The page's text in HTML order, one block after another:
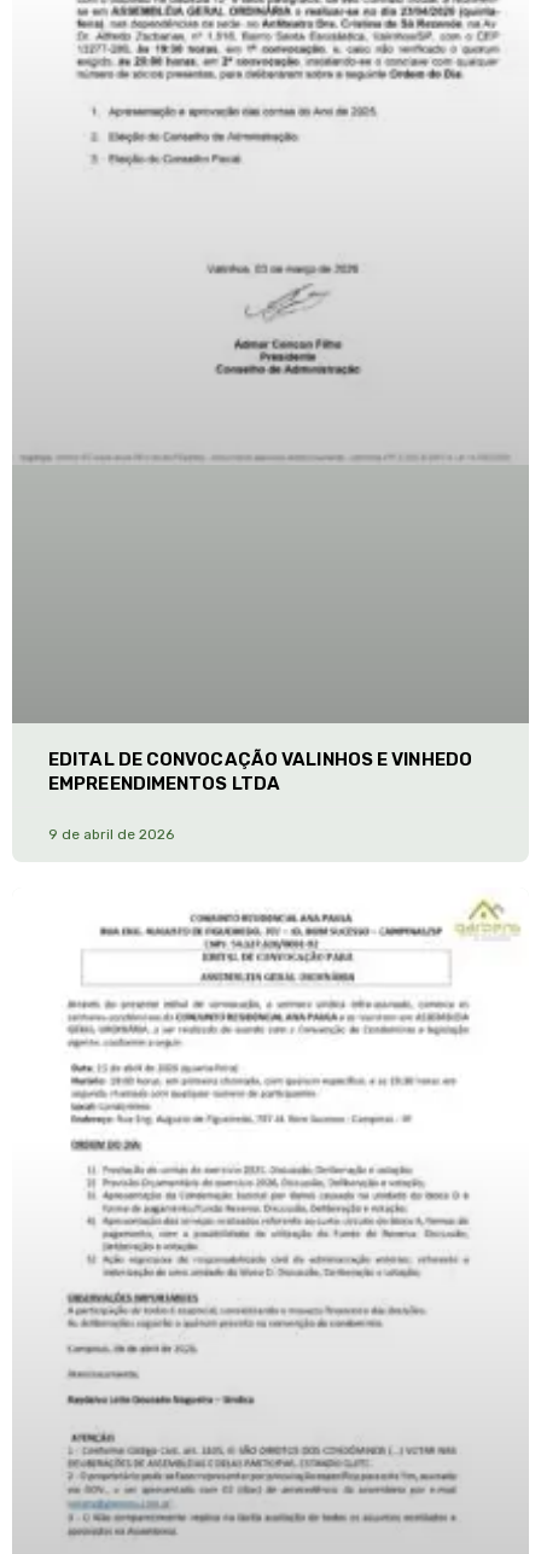
EDITAL DE CONVOCAÇÃO VALINHOS E VINHEDO
EMPREENDIMENTOS LTDA
9 de abril de 2026